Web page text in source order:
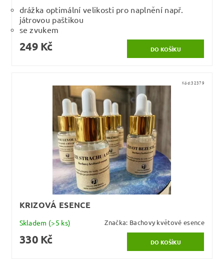
drážka optimální velikosti pro naplnění např.
játrovou paštikou
se zvukem
249 Kč
Kód:32379
KRIZOVÁ ESENCE
Skladem (>5 ks) Značka: Bachovy květové esence
330 Kč